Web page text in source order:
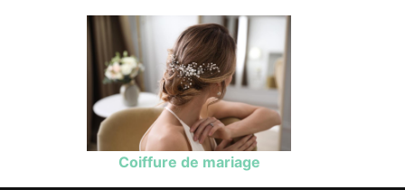
Coiffure de mariage